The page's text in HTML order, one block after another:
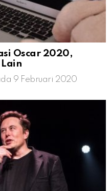
Oscar 2020,
9 Februari 2020